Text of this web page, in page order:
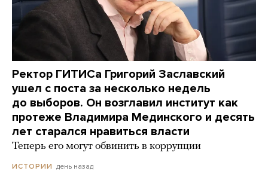
Ректор ГИТИСа Григорий Заславский
ушел с поста за несколько недель
до выборов. Он возглавил институт как
протеже Владимира Мединского и десять
лет старался нравиться власти
Теперь его могут обвинить в коррупции
ИСТОРИИ день назад